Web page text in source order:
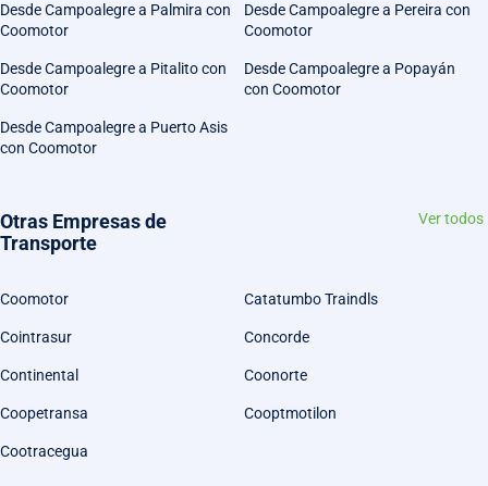
Desde Campoalegre a Palmira con
Coomotor
Desde Campoalegre a Pereira con
Coomotor
Desde Campoalegre a Pitalito con
Coomotor
Desde Campoalegre a Popayán
con Coomotor
Desde Campoalegre a Puerto Asis
con Coomotor
Otras Empresas de
Transporte
Ver todos
Coomotor Catatumbo Traindls
Cointrasur Concorde
Continental Coonorte
Coopetransa Cooptmotilon
Cootracegua